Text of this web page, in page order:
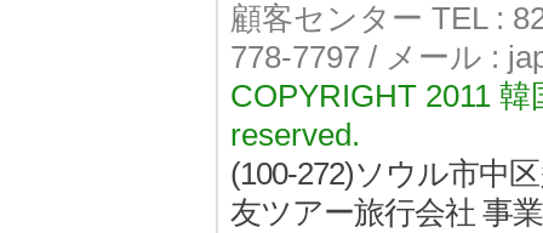
顧客センター TEL :
778-7797 / メール :
COPYRIGHT 2011
reserved.
(100-272)ソウル市中
友ツアー旅行会社 事